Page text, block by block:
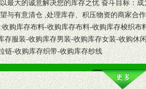
最大的诚意解决您的库存之忧 奋斗目标：成
与有意清仓 ,处理库存、积压物资的商家合
购库存布料-收购库存布料-收购库存梭织布
服装-收购库存男装-收购库存女装-收购休
链-收购库存织带-收购库存纱线